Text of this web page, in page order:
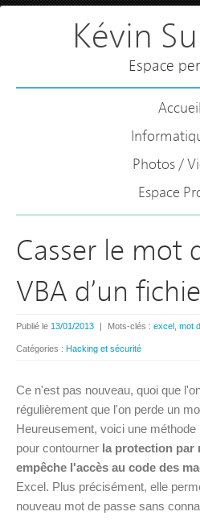
Kévin
Espace
Accueil
Photos /
Espace
Casser le mot
VBA d’un
Publié le 13/01/2013 | Mots-clés : excel mot
Catégories : Hacking et sécurité
Ce n'est pas nouveau, quoi que
régulièrement que l'on perde un
Heureusement, voici une
pour contourner la protection par
empêche l'accès au code des
Excel. Plus précisément, elle
nouveau mot de passe sans